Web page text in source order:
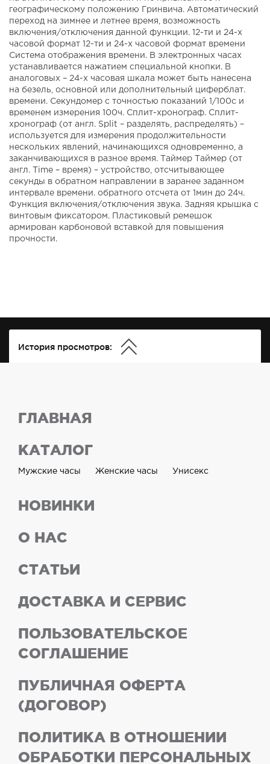
географическому положению Гринвича. Автоматический
переход на зимнее и летнее время, возможность
включения/отключения данной функции. 12-ти и 24-х
часовой формат 12-ти и 24-х часовой формат времени
Система отображения времени. В электронных часах
устанавливается нажатием специальной кнопки. В
аналоговых – 24-х часовая шкала может быть нанесена
на безель, основной или дополнительный циферблат.
времени. Секундомер с точностью показаний 1/100с и
временем измерения 100ч. Сплит-хронограф. Сплит-
хронограф (от англ. Split – разделять, распределять) –
используется для измерения продолжительности
нескольких явлений, начинающихся одновременно, а
заканчивающихся в разное время. Таймер Таймер (от
англ. Time – время) – устройство, отсчитывающее
секунды в обратном направлении в заранее заданном
интервале времени. обратного отсчета от 1мин до 24ч.
Функция включения/отключения звука. Задняя крышка с
винтовым фиксатором. Пластиковый ремешок
армирован карбоновой вставкой для повышения
прочности.
История просмотров:
ГЛАВНАЯ
КАТАЛОГ
Мужские часы Женские часы Унисекс
НОВИНКИ
О НАС
СТАТЬИ
ДОСТАВКА И СЕРВИС
ПОЛЬЗОВАТЕЛЬСКОЕ
СОГЛАШЕНИЕ
ПУБЛИЧНАЯ ОФЕРТА
(ДОГОВОР)
ПОЛИТИКА В ОТНОШЕНИИ
ОБРАБОТКИ ПЕРСОНАЛЬНЫХ